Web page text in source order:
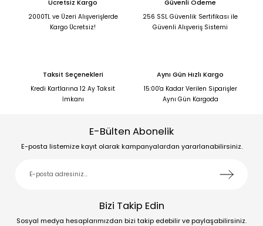
Ücretsiz Kargo
2000TL ve Üzeri Alışverişlerde
Kargo Ücretsiz!
Güvenli Ödeme
256 SSL Güvenlik Sertifikası ile
Güvenli Alışveriş Sistemi
Taksit Seçenekleri
Kredi Kartlarına 12 Ay Taksit
İmkanı
Aynı Gün Hızlı Kargo
15:00'a Kadar Verilen Siparişler
Aynı Gün Kargoda
E-Bülten Abonelik
E-posta listemize kayıt olarak kampanyalardan yararlanabilirsiniz.
Bizi Takip Edin
Sosyal medya hesaplarımızdan bizi takip edebilir ve paylaşabilirsiniz.